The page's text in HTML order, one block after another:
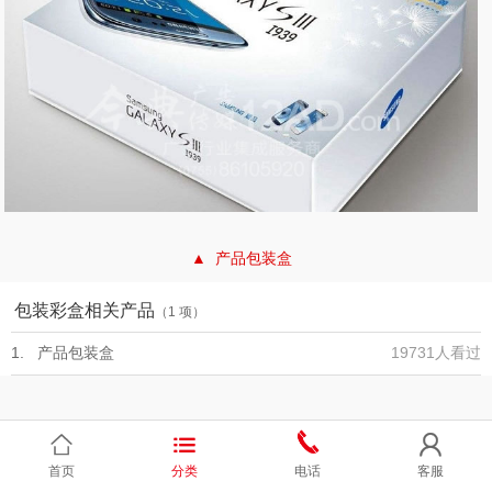
▲ 产品包装盒
包装彩盒相关产品 （1 项）
1. 产品包装盒 19731人看过

首页

分类 电话

客服